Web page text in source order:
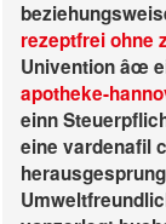
rezeptfrei ohne
Univention âœ
apotheke-
einn
eine vardenafil